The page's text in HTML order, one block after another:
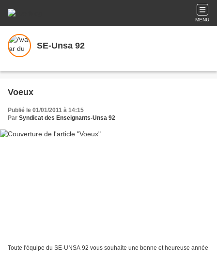
MENU
SE-Unsa 92
Voeux
Publié le 01/01/2011 à 14:15
Par Syndicat des Enseignants-Unsa 92
Toute l'équipe du SE-UNSA 92 vous souhaite une bonne et heureuse année